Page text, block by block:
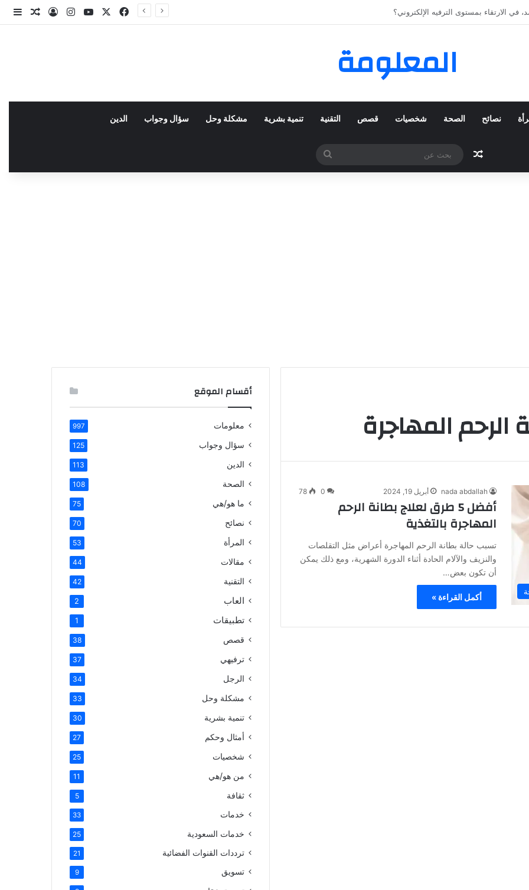
المفضلة عبر ترينديول: استكشاف رحلة التسوق الذكي. فيسبوك يوتيوبانستقرام
تسجيلمقال
المعلومة
نصائح الصحة شخصيات قصص التقنية تنمية بشرية مشكلة وحل سؤال وجواب الدين
مقال عشوائي
بحث
عن
الرحم المهاجرة
nada abdallah أبريل 19, 2024 0
78
أفضل 5 طرق لعلاج بطانة الرحم
المهاجرة بالتغذية
تسبب حالة بطانة الرحم المهاجرة أعراض مثل التقلصات
والنزيف والآلام الحادة أثناء الدورة الشهرية، ومع ذلك يمكن
أن تكون بعض…
أكمل القراءة »
أقسام الموقع
معلومات 997
سؤال وجواب 125
الدين 113
الصحة 108
ما هو/هي 75
نصائح 70
المرأة 53
مقالات 44
التقنية 42
العاب 2
تطبيقات 1
قصص 38
ترفيهي 37
الرجل 34
مشكلة وحل 33
تنمية بشرية 30
أمثال وحكم 27
شخصيات 25
من هو/هي 11
ثقافة 5
خدمات 33
خدمات السعودية 25
ترددات القنوات الفضائية 21
تسويق 9